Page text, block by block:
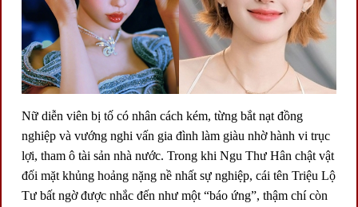
Nữ diễn viên bị tố có nhân cách kém, từng bắt nạt đồng
nghiệp và vướng nghi vấn gia đình làm giàu nhờ hành vi trục
lợi, tham ô tài sản nhà nước. Trong khi Ngu Thư Hân chật vật
đối mặt khủng hoảng nặng nề nhất sự nghiệp, cái tên Triệu Lộ
Tư bất ngờ được nhắc đến như một “báo ứng”, thậm chí còn